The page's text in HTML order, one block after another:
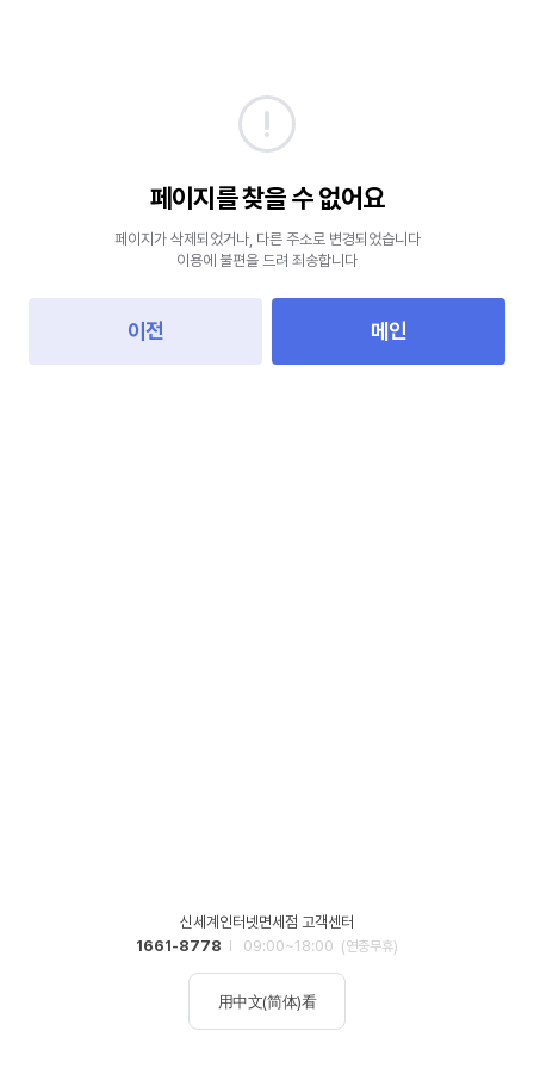
페이지를 찾을 수 없어요
페이지가 삭제되었거나, 다른 주소로 변경되었습니다
이용에 불편을 드려 죄송합니다
이전 메인
신세계인터넷면세점 고객센터
1661-8778
09:00~18:00 (연중무휴)
用中文(简体)看